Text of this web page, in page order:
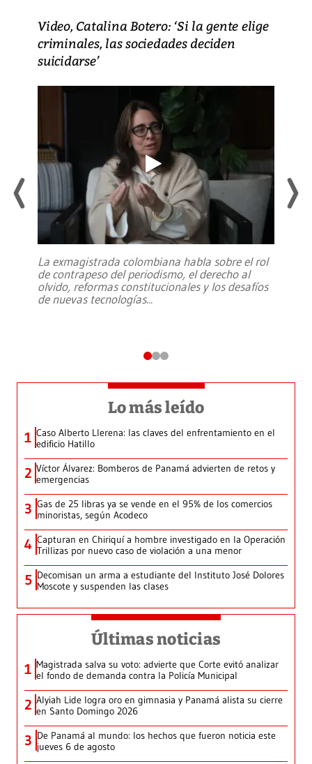
Video, Catalina Botero: ‘Si la gente elige
criminales, las sociedades deciden
suicidarse’
La exmagistrada colombiana habla sobre el rol
de contrapeso del periodismo, el derecho al
olvido, reformas constitucionales y los desafíos
de nuevas tecnologías...
Lo más leído
1 Caso Alberto Llerena: las claves del enfrentamiento en el
edificio Hatillo
2 Víctor Álvarez: Bomberos de Panamá advierten de retos y
emergencias
3 Gas de 25 libras ya se vende en el 95% de los comercios
minoristas, según Acodeco
4 Capturan en Chiriquí a hombre investigado en la Operación
Trillizas por nuevo caso de violación a una menor
5 Decomisan un arma a estudiante del Instituto José Dolores
Moscote y suspenden las clases
Últimas noticias
1 Magistrada salva su voto: advierte que Corte evitó analizar
el fondo de demanda contra la Policía Municipal
2 Alyiah Lide logra oro en gimnasia y Panamá alista su cierre
en Santo Domingo 2026
3 De Panamá al mundo: los hechos que fueron noticia este
jueves 6 de agosto